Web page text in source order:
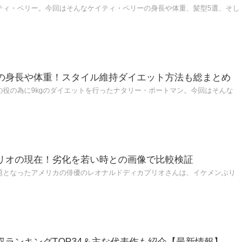
・ペリー。今回はそんなケイティ・ペリーの身長や体重、髪型5選、そし
身長や体重！スタイル維持ダイエット方法も総まとめ
の為に9kgのダイエットを行ったナタリー・ポートマン。今回はそんな
オの現在！劣化を若い時との画像で比較検証
なったアメリカの俳優のレオナルドディカプリオさんは、イケメンぶり